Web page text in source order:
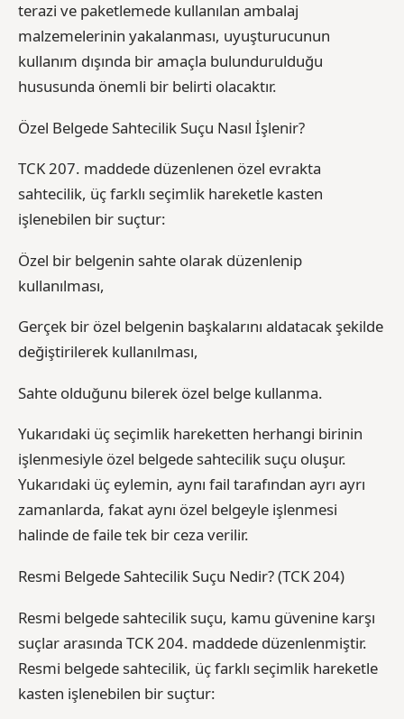
terazi ve paketlemede kullanılan ambalaj
malzemelerinin yakalanması, uyuşturucunun
kullanım dışında bir amaçla bulundurulduğu
hususunda önemli bir belirti olacaktır.
Özel Belgede Sahtecilik Suçu Nasıl İşlenir?
TCK 207. maddede düzenlenen özel evrakta
sahtecilik, üç farklı seçimlik hareketle kasten
işlenebilen bir suçtur:
Özel bir belgenin sahte olarak düzenlenip
kullanılması,
Gerçek bir özel belgenin başkalarını aldatacak şekilde
değiştirilerek kullanılması,
Sahte olduğunu bilerek özel belge kullanma.
Yukarıdaki üç seçimlik hareketten herhangi birinin
işlenmesiyle özel belgede sahtecilik suçu oluşur.
Yukarıdaki üç eylemin, aynı fail tarafından ayrı ayrı
zamanlarda, fakat aynı özel belgeyle işlenmesi
halinde de faile tek bir ceza verilir.
Resmi Belgede Sahtecilik Suçu Nedir? (TCK 204)
Resmi belgede sahtecilik suçu, kamu güvenine karşı
suçlar arasında TCK 204. maddede düzenlenmiştir.
Resmi belgede sahtecilik, üç farklı seçimlik hareketle
kasten işlenebilen bir suçtur: